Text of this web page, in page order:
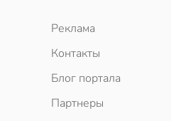
Реклама
Контакты
Блог портала
Партнеры